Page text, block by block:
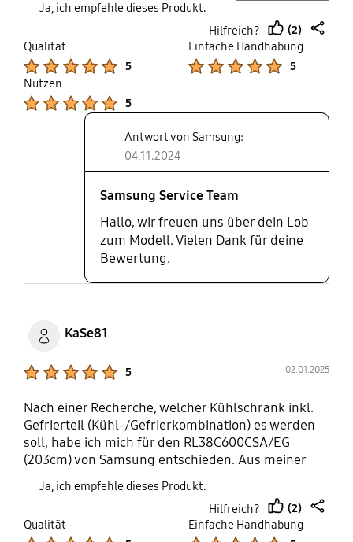
Ja, ich empfehle dieses Produkt.
Hilfreich?
thumb
up
(2)
Qualität
5
Einfache Handhabung
5
Nutzen
5
Antwort von Samsung:
04.11.2024
Samsung Service Team
Hallo, wir freuen uns über dein Lob
zum Modell. Vielen Dank für deine
Bewertung.
KaSe81
5 02.01.2025
Nach einer Recherche, welcher Kühlschrank inkl.
Gefrierteil (Kühl-/Gefrierkombination) es werden
soll, habe ich mich für den RL38C600CSA/EG
(203cm) von Samsung entschieden. Aus meiner
Leistung, die Größe und letzten Endes der Preis.
Denn bei dem Angebot konnte man nicht nein
sagen (zum UVP hätte ich mir es allerdings
Ja, ich empfehle dieses Produkt.
Hilfreich?
thumb
up
(2)
Qualität Einfache Handhabung